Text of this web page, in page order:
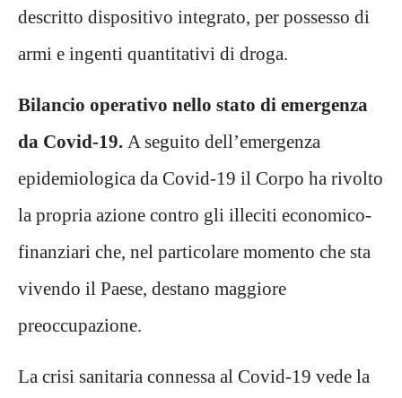
descritto dispositivo integrato, per possesso di
armi e ingenti quantitativi di droga.
Bilancio operativo nello stato di emergenza
da Covid-19. A seguito dell’emergenza
epidemiologica da Covid-19 il Corpo ha rivolto
la propria azione contro gli illeciti economico-
finanziari che, nel particolare momento che sta
vivendo il Paese, destano maggiore
preoccupazione.
La crisi sanitaria connessa al Covid-19 vede la